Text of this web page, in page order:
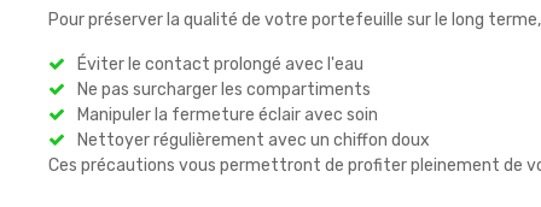
Pour préserver la qualité de votre portefeuille sur le long
Éviter le contact prolongé avec l'eau
Ne pas surcharger les compartiments
Manipuler la fermeture éclair avec soin
Nettoyer régulièrement avec un chiffon doux
Ces précautions vous permettront de profiter pleinement de